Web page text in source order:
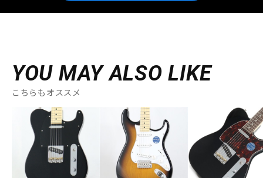
YOU MAY ALSO LIKE
こちらもオススメ